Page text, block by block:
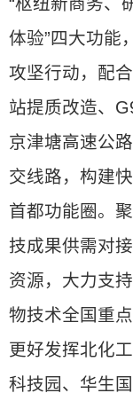
体验”四大功能
攻坚行动，配
站提质改造、
京津塘高速公
交线路，构建
首都功能圈。
技成果供需对
资源，大力支
物技术全国重
更好发挥北化
科技园、华生